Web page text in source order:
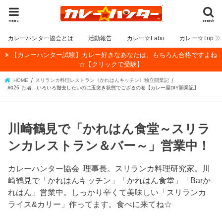
search
menu
カレーハンター協会とは 活動報告 カレー☆Labo カレー☆Trip
【カレーハンター試験】カレー好きなあなたは、もちろん合格ですよね
☆【クリックで受験】
HOME
スリランカ料理レストラン《かれはんキッチン》独立開業記
#026 拙者、いろいろ撤去したいのに玉突き状態でござるの巻【カレー屋DIY開業記】
川崎鶴見で「かれはん食堂～スリラ
ンカレストラン＆バー～」営業中！
カレーハンター協会 理事長。スリランカ料理研究家。川
崎鶴見で「かれはんキッチン」「かれはん食堂」「Barか
れはん」営業中。しっかり辛くて美味しい「スリランカ
ライス&カリー」作ってます。食べに来てね☆